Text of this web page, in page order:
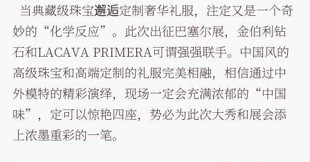
当典藏级珠宝邂逅定制奢华礼服，注定又是一个奇
妙的“化学反应”。此次出征巴塞尔展，金伯利钻
石和LACAVA PRIMERA可谓强强联手。中国风的
高级珠宝和高端定制的礼服完美相融，相信通过中
外模特的精彩演绎，现场一定会充满浓郁的“中国
味”，定可以惊艳四座，势必为此次大秀和展会添
上浓墨重彩的一笔。